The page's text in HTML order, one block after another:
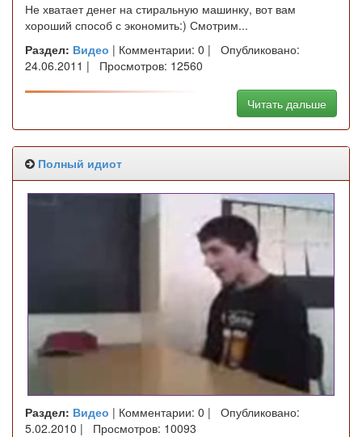
Не хватает денег на стиральную машинку, вот вам
хороший способ с экономить:) Смотрим...
Раздел: Видео | Комментарии: 0 | Опубликовано:
24.06.2011 | Просмотров: 12560
Читать дальше
Полный идиот
Раздел: Видео | Комментарии: 0 | Опубликовано:
5.02.2010 | Просмотров: 10093